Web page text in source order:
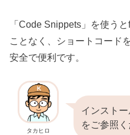
「Code Snippets」を使う
ことなく、ショートコード
安全で便利です。
タカヒロ
インスト
をご参照く